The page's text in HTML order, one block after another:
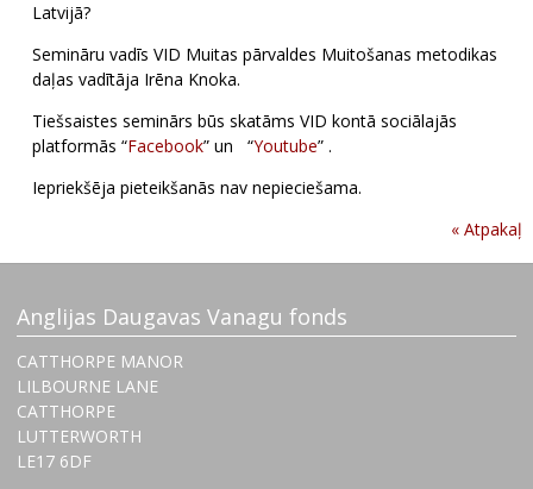
Latvijā?
Semināru vadīs VID Muitas pārvaldes Muitošanas metodikas
daļas vadītāja Irēna Knoka.
Tiešsaistes seminārs būs skatāms VID kontā sociālajās
platformās “Facebook” un “Youtube” .
Iepriekšēja pieteikšanās nav nepieciešama.
« Atpakaļ
Anglijas Daugavas Vanagu fonds
CATTHORPE MANOR
LILBOURNE LANE
CATTHORPE
LUTTERWORTH
‌LE17 6DF